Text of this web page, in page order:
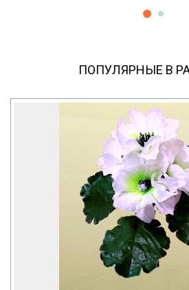
ПОПУЛЯРНЫЕ В